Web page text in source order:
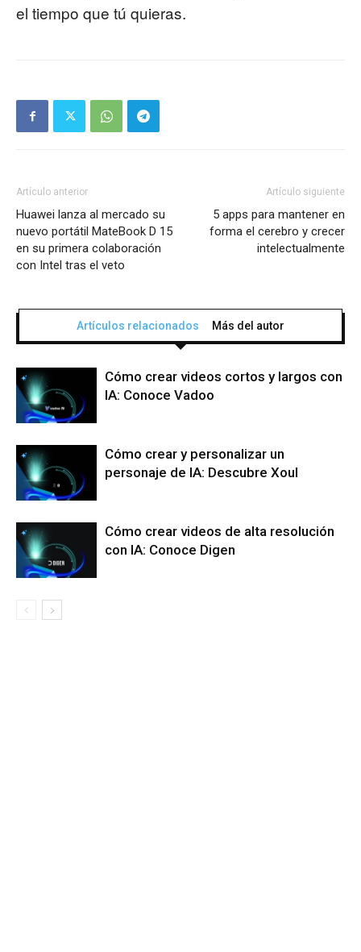
el tiempo que tú quieras.
Artículo anterior
Huawei lanza al mercado su
nuevo portátil MateBook D 15
en su primera colaboración
con Intel tras el veto
Artículo siguiente
5 apps para mantener en
forma el cerebro y crecer
intelectualmente
Artículos relacionados Más del autor
Cómo crear videos cortos y largos con
IA: Conoce Vadoo
Cómo crear y personalizar un
personaje de IA: Descubre Xoul
Cómo crear videos de alta resolución
con IA: Conoce Digen